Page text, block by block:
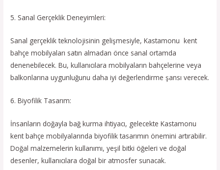
5. Sanal Gerçeklik Deneyimleri:
Sanal gerçeklik teknolojisinin gelişmesiyle, Kastamonu kent
bahçe mobilyaları satın almadan önce sanal ortamda
denenebilecek. Bu, kullanıcılara mobilyaların bahçelerine veya
balkonlarına uygunluğunu daha iyi değerlendirme şansı verecek.
6. Biyofilik Tasarım:
İnsanların doğayla bağ kurma ihtiyacı, gelecekte Kastamonu
kent bahçe mobilyalarında biyofilik tasarımın önemini artırabilir.
Doğal malzemelerin kullanımı, yeşil bitki öğeleri ve doğal
desenler, kullanıcılara doğal bir atmosfer sunacak.